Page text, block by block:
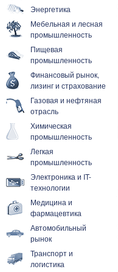
Энергетика
Мебельная и лесная
промышленность
Пищевая
промышленность
Финансовый рынок,
лизинг и страхование
Газовая и нефтяная
отрасль
Химическая
промышленность
Легкая
промышленность
Электроника и IT-
технологии
Медицина и
фармацевтика
Автомобильный
рынок
Транспорт и
логистика